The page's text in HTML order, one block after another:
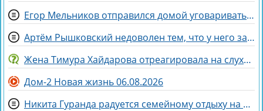
Егор Мельников отправился домой уговаривать родителей на знакомство с Вероникой Гракович
Артём Рышковский недоволен тем, что у него забрали баллы в конкурсе "Человек года"
Жена Тимура Хайдарова отреагировала на слухи о колдовстве
Дом-2 Новая жизнь 06.08.2026
Никита Гуранда радуется семейному отдыху на Майорке